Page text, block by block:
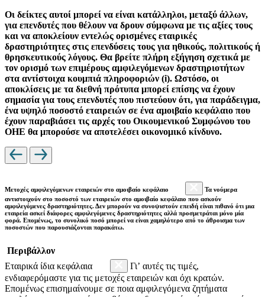
Οι δείκτες αυτοί μπορεί να είναι κατάλληλοι, μεταξύ άλλων,
για επενδυτές που θέλουν να δρουν σύμφωνα με τις αξίες τους
και να αποκλείουν εντελώς ορισμένες εταιρικές
δραστηριότητες στις επενδύσεις τους για ηθικούς, πολιτικούς ή
θρησκευτικούς λόγους. Θα βρείτε πλήρη εξήγηση σχετικά με
τον ορισμό των επιμέρους αμφιλεγόμενων δραστηριοτήτων
στα αντίστοιχα κουμπιά πληροφοριών (i). Ωστόσο, οι
αποκλίσεις με τα διεθνή πρότυπα μπορεί επίσης να έχουν
σημασία για τους επενδυτές που πιστεύουν ότι, για παράδειγμα,
ένα υψηλό ποσοστό εταιρειών σε ένα αμοιβαίο κεφάλαιο που
έχουν παραβιάσει τις αρχές του Οικουμενικού Συμφώνου του
ΟΗΕ θα μπορούσε να αποτελέσει οικονομικό κίνδυνο.
Μετοχές αμφιλεγόμενων εταιρειών στο αμοιβαίο κεφάλαιο
Τα νούμερα
αντιστοιχούν στο ποσοστό των εταιρειών στο αμοιβαίο κεφάλαιο που ασκούν
αμφιλεγόμενες δραστηριότητες. Δεν μπορούν να συνοψιστούν επειδή είναι πιθανό ότι μια
εταιρεία ασκεί διάφορες αμφιλεγόμενες δραστηριότητες αλλά προσμετράται μόνο μία
φορά. Επομένως, το συνολικό ποσό μπορεί να είναι χαμηλότερο από το άθροισμα των
ποσοστών που παρουσιάζονται παρακάτω.
Περιβάλλον
Εταιρικά ίδια κεφάλαια
Γι’ αυτές τις τιμές,
ενδιαφερόμαστε για τις μετοχές εταιρειών και όχι κρατών.
Επομένως επισημαίνουμε σε ποια αμφιλεγόμενα ζητήματα